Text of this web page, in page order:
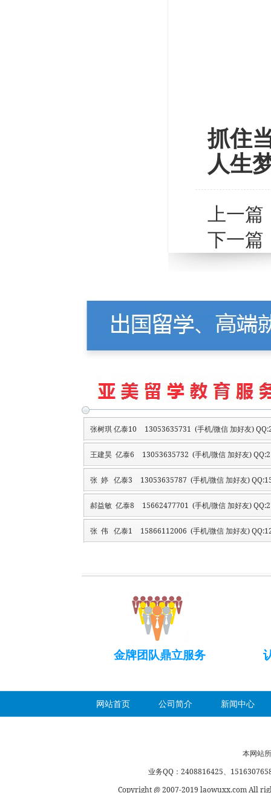
抓住
人生
上一篇
下一篇
张树琪 亿泰10 13053635731 (手机/微信 加好友)
王建昊 亿泰6 13053635732 (手机/微信 加好友)
张 婷 亿泰3 13053635787 (手机/微信 加好友)
郝益敏 亿泰8 15662477701 (手机/微信 加好友)
张 伟 亿泰1 15866112006 (手机/微信 加好友)
金牌团队鼎立服务
网站首页 公司简介 新闻中心
本网站
业务QQ：2408816425、
Copyright @ 2007-2019 laowuxx.com All